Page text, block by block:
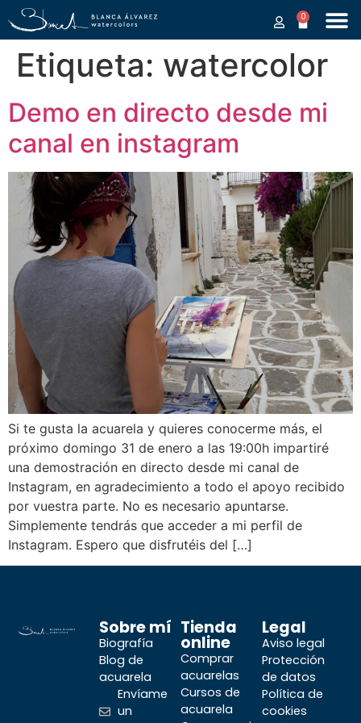
0
Etiqueta: watercolor
Demo en directo desde mi
canal en instagram
Si te gusta la acuarela y quieres conocerme más, el
próximo domingo 31 de enero a las 19:00h impartiré
una demostración en directo desde mi canal de
Instagram, en agradecimiento a todo el apoyo recibido
por vuestra parte. No es necesario apuntarse.
Simplemente tendrás que acceder a mi perfil de
Instagram. Espero que disfrutéis del […]
Sobre mí
Biografía
Blog de
acuarela
Envíame
un
Tienda
online
Comprar
acuarelas
Cursos de
acuarela
Legal
Aviso legal
Protección
de datos
Política de
cookies